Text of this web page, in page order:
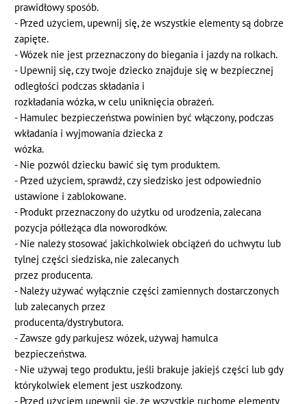
prawidłowy sposób.
- Przed użyciem, upewnij się, że wszystkie elementy są dobrze
zapięte.
- Wózek nie jest przeznaczony do biegania i jazdy na rolkach.
- Upewnij się, czy twoje dziecko znajduje się w bezpiecznej
odległości podczas składania i
rozkładania wózka, w celu uniknięcia obrażeń.
- Hamulec bezpieczeństwa powinien być włączony, podczas
wkładania i wyjmowania dziecka z
wózka.
- Nie pozwól dziecku bawić się tym produktem.
- Przed użyciem, sprawdź, czy siedzisko jest odpowiednio
ustawione i zablokowane.
- Produkt przeznaczony do użytku od urodzenia, zalecana
pozycja półleżąca dla noworodków.
- Nie należy stosować jakichkolwiek obciążeń do uchwytu lub
tylnej części siedziska, nie zalecanych
przez producenta.
- Należy używać wyłącznie części zamiennych dostarczonych
lub zalecanych przez
producenta/dystrybutora.
- Zawsze gdy parkujesz wózek, używaj hamulca
bezpieczeństwa.
- Nie używaj tego produktu, jeśli brakuje jakiejś części lub gdy
którykolwiek element jest uszkodzony.
- Przed użyciem upewnij się, że wszystkie ruchome elementy